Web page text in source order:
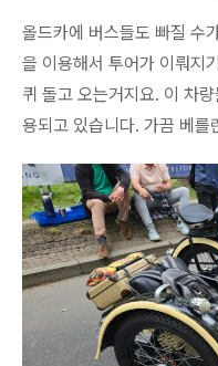
올드카에 버스들도 빠질 수
을 이용해서 투어가 이뤄지
퀴 돌고 오는거지요. 이 차
용되고 있습니다. 가끔 베를